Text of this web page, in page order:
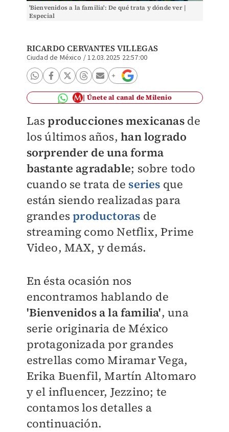
'Bienvenidos a la familia': De qué trata y dónde ver |
Especial
RICARDO CERVANTES VILLEGAS
Ciudad de México /12.03.2025 22:57:00
Únete al canal de Milenio
Lasproducciones mexicanasde
los últimos años,han logrado
sorprender de una forma
bastante agradable; sobre todo
cuando se trata de series que
están siendo realizadas para
grandesproductoras de
streaming como Netflix, Prime
Video, MAX, y demás.
En ésta ocasión nos
encontramos hablando de
'Bienvenidos a la familia', una
serie originaria de México
protagonizada por grandes
estrellas como Miramar Vega,
Erika Buenfil, Martín Altomaro
y el influencer, Jezzino; te
contamos los detalles a
continuación.